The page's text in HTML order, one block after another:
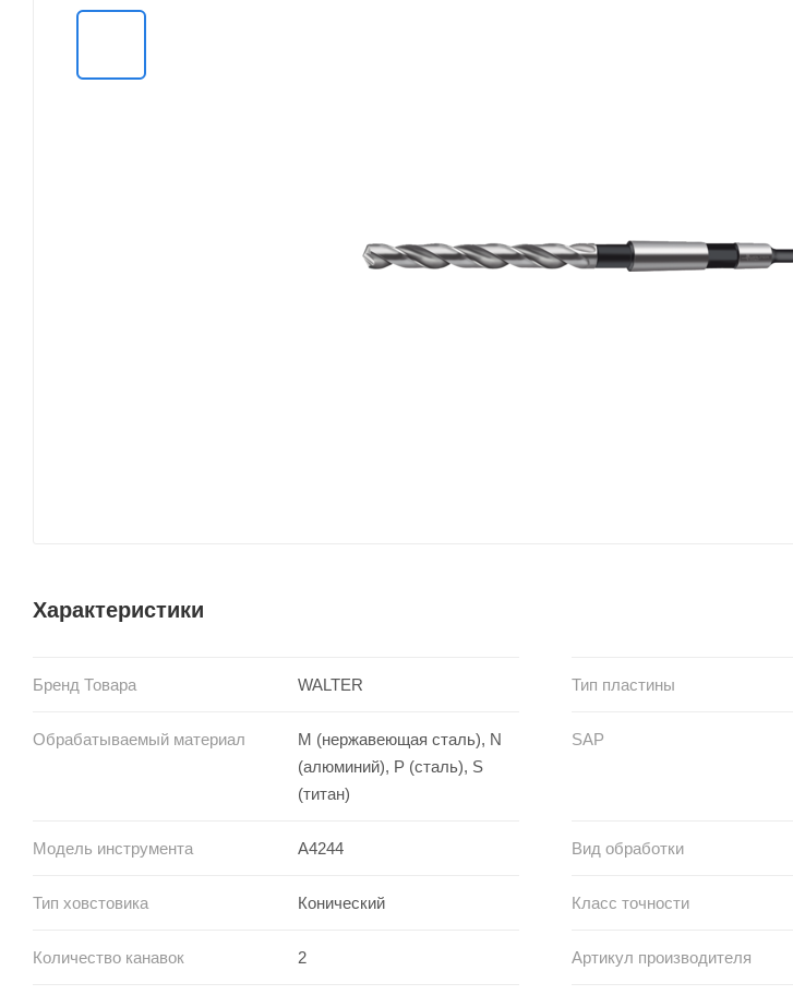
Характеристики
Бренд Товара WALTER Тип пластины
Обрабатываемый материал
M (нержавеющая сталь), N
(алюминий), P (сталь), S
(титан)
SAP
Модель инструмента A4244 Вид обработки
Тип ховстовика Конический Класс точности
Количество канавок 2 Артикул производителя